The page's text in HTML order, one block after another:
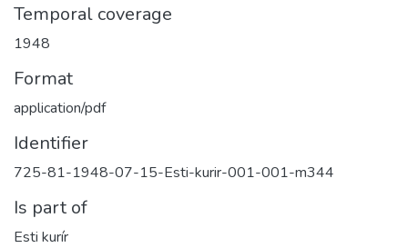
Temporal coverage
1948
Format
application/pdf
Identifier
725-81-1948-07-15-Esti-kurir-001-001-m344
Is part of
Esti kurír